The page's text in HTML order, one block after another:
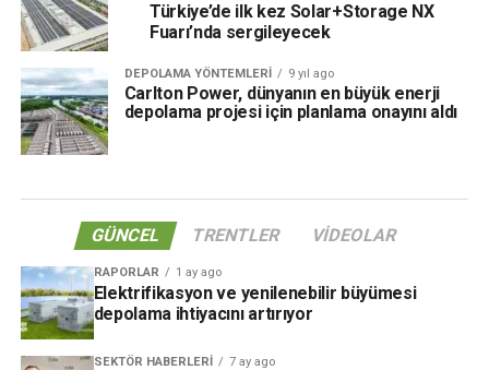
Türkiye’de ilk kez Solar+Storage NX
Fuarı’nda sergileyecek
DEPOLAMA YÖNTEMLERI 9 yıl ago
Carlton Power, dünyanın en büyük enerji
depolama projesi için planlama onayını aldı
GÜNCEL TRENTLER VIDEOLAR
RAPORLAR 1 ay ago
Elektrifikasyon ve yenilenebilir büyümesi
depolama ihtiyacını artırıyor
SEKTÖR HABERLERI 7 ay ago